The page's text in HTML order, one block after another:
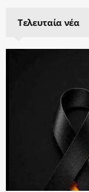
Τελευταία νέα